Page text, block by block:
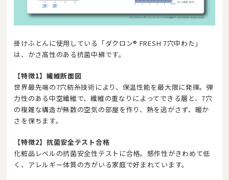
掛けふとんに使用している「ダクロン® FRESH 7穴中わた」
は、かさ高性のある抗菌中綿です。
【特徴1】繊維断面図
世界最先端の7穴紡糸技術により、保温性能を最大限に発揮。弾
力性のある中空繊維で、繊維の重なりによってできる層と、7穴
の複雑な構造が無数の空気の部屋を作り、熱を逃がさず、暖か
さを保ちます。
【特徴2】抗菌安全テスト合格
化粧品レベルの抗菌安全性テストに合格。感作性がきわめて低
く、アレルギー体質の方がいる家庭で好まれています。